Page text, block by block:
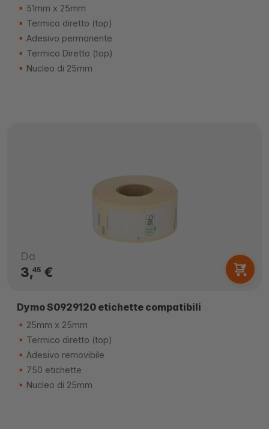
51mm x 25mm
Termico diretto (top)
Adesivo permanente
Termico Diretto (top)
Nucleo di 25mm
Da
3,45€
Dymo S0929120 etichette compatibili
25mm x 25mm
Termico diretto (top)
Adesivo removibile
750 etichette
Nucleo di 25mm